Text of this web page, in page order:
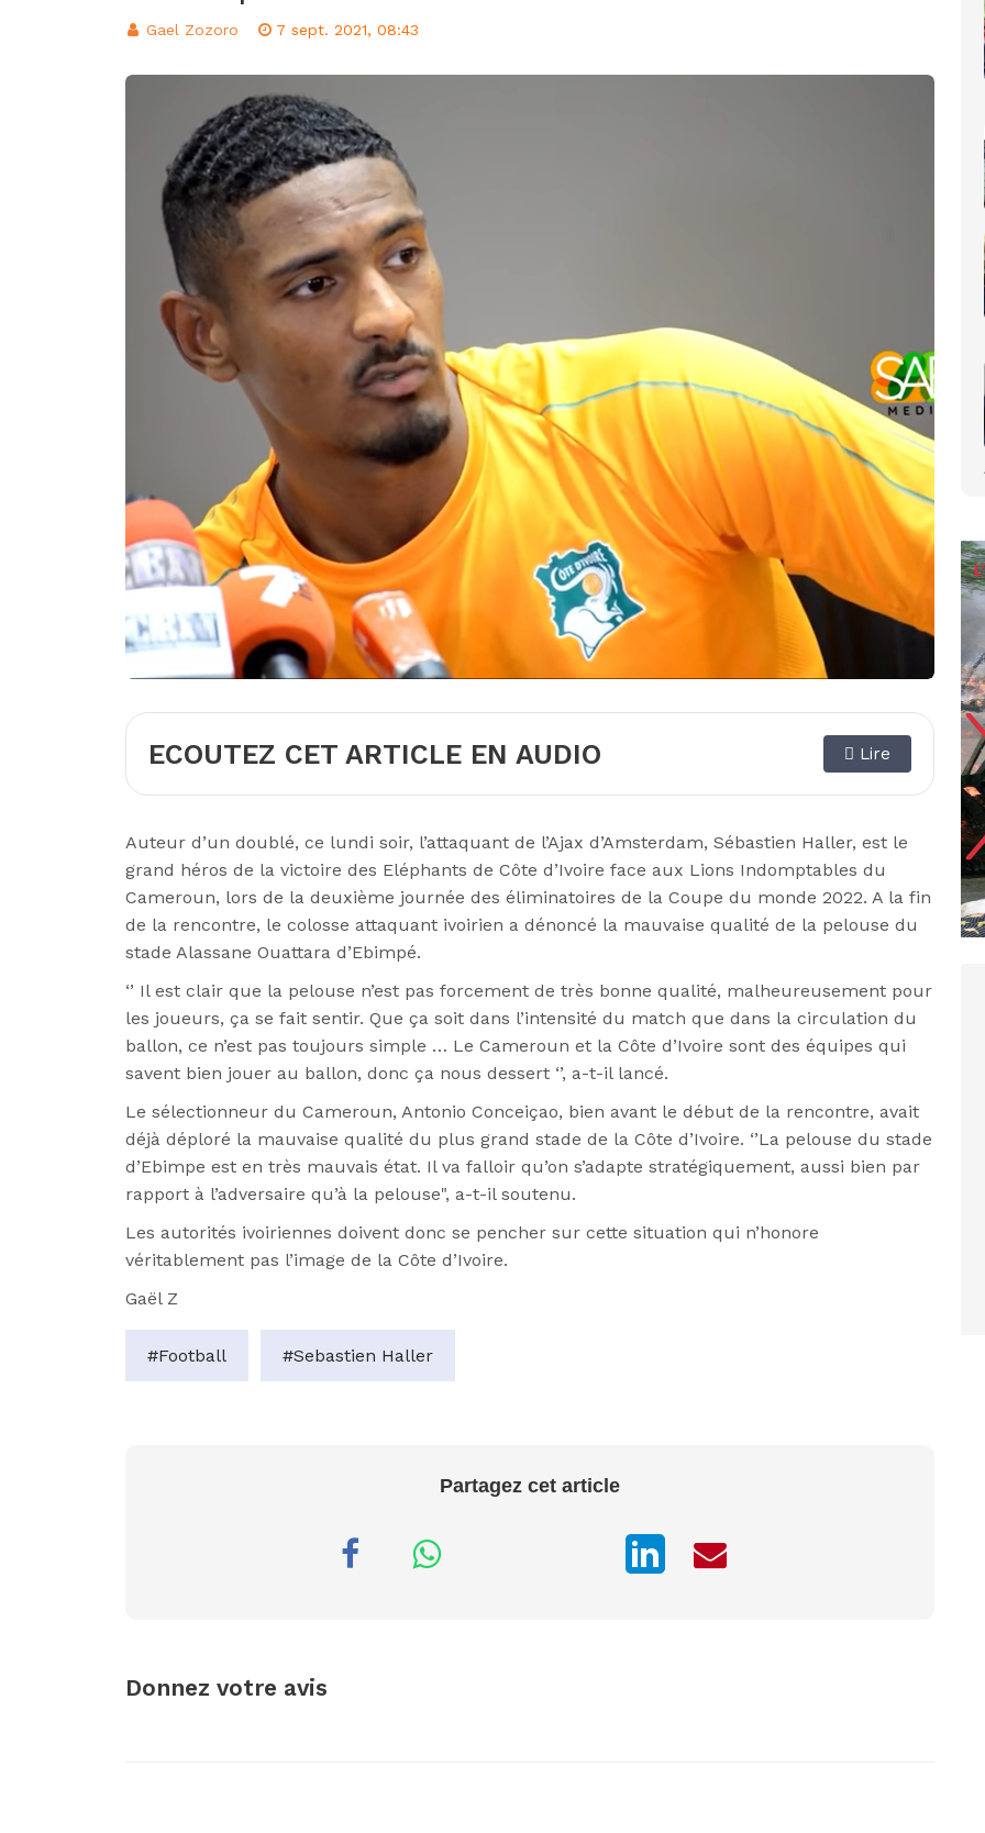
Classement FIFA: La Côte d'Ivoire occupe le 6ème rang africain et la 31e place
Gael Zozoro 7 sept. 2021, 08:43
ECOUTEZ CET ARTICLE EN AUDIO Lire
Auteur d’un doublé, ce lundi soir, l’attaquant de l’Ajax d’Amsterdam, Sébastien Haller, est le
grand héros de la victoire des Eléphants de Côte d’Ivoire face aux Lions Indomptables du
Cameroun, lors de la deuxième journée des éliminatoires de la Coupe du monde 2022. A la fin
de la rencontre, le colosse attaquant ivoirien a dénoncé la mauvaise qualité de la pelouse du
stade Alassane Ouattara d’Ebimpé.
‘’ Il est clair que la pelouse n’est pas forcement de très bonne qualité, malheureusement pour
les joueurs, ça se fait sentir. Que ça soit dans l’intensité du match que dans la circulation du
ballon, ce n’est pas toujours simple … Le Cameroun et la Côte d’Ivoire sont des équipes qui
savent bien jouer au ballon, donc ça nous dessert ‘’, a-t-il lancé.
Le sélectionneur du Cameroun, Antonio Conceiçao, bien avant le début de la rencontre, avait
déjà déploré la mauvaise qualité du plus grand stade de la Côte d’Ivoire. ‘’La pelouse du stade
d’Ebimpe est en très mauvais état. Il va falloir qu’on s’adapte stratégiquement, aussi bien par
rapport à l’adversaire qu’à la pelouse", a-t-il soutenu.
Les autorités ivoiriennes doivent donc se pencher sur cette situation qui n’honore
véritablement pas l’image de la Côte d’Ivoire.
Gaël Z
#Football #Sebastien Haller
Partagez cet article
Donnez votre avis